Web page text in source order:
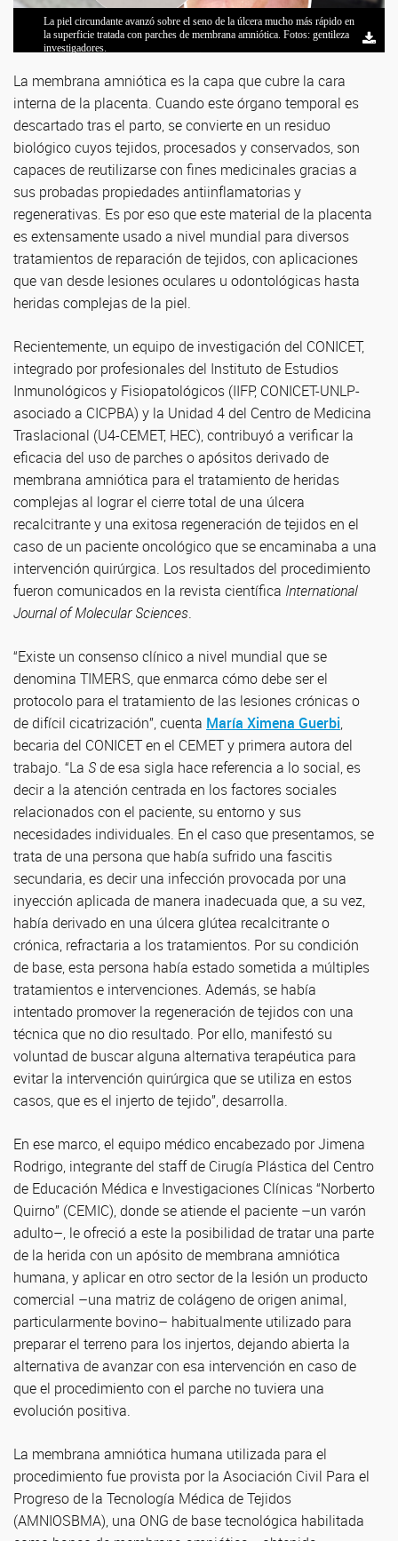
La piel circundante avanzó sobre el seno de la úlcera mucho más rápido en
la superficie tratada con parches de membrana amniótica. Fotos: gentileza
investigadores.
Flavia Michelini, María Ximena Guerbi, Esteban Vogel y Rocío Comito,
parte del equipo de investigación. Foto: gentileza investigadores.
Griselda Moreno, Natalia Santa Cruz y María Ximena Guerbi, integrantes
del IIFP. Foto: CONICET Fotografía/R. Baridón.
La correlación de estudios histológicos y técnicas de biología molecular
dio indicios de una mejor maduración. Foto: CONICET Fotografía/R.
Baridón.
La investigación detectó un proceso de angiogénesis activo, es decir que
se comenzaron a generar nuevos vasos sanguíneos bajo el tratamiento con
la membrana. Foto: CONICET Fotografía/R. Baridón.
La membrana amniótica es la capa que cubre la cara
interna de la placenta. Cuando este órgano temporal es
descartado tras el parto, se convierte en un residuo
biológico cuyos tejidos, procesados y conservados, son
capaces de reutilizarse con fines medicinales gracias a
sus probadas propiedades antiinflamatorias y
regenerativas. Es por eso que este material de la placenta
es extensamente usado a nivel mundial para diversos
tratamientos de reparación de tejidos, con aplicaciones
que van desde lesiones oculares u odontológicas hasta
heridas complejas de la piel.
Recientemente, un equipo de investigación del CONICET,
integrado por profesionales del Instituto de Estudios
Inmunológicos y Fisiopatológicos (IIFP, CONICET-UNLP-
asociado a CICPBA) y la Unidad 4 del Centro de Medicina
Traslacional (U4-CEMET, HEC), contribuyó a verificar la
eficacia del uso de parches o apósitos derivado de
membrana amniótica para el tratamiento de heridas
complejas al lograr el cierre total de una úlcera
recalcitrante y una exitosa regeneración de tejidos en el
caso de un paciente oncológico que se encaminaba a una
intervención quirúrgica. Los resultados del procedimiento
fueron comunicados en la revista científica International
Journal of Molecular Sciences.
“Existe un consenso clínico a nivel mundial que se
denomina TIMERS, que enmarca cómo debe ser el
protocolo para el tratamiento de las lesiones crónicas o
de difícil cicatrización”, cuenta María Ximena Guerbi,
becaria del CONICET en el CEMET y primera autora del
trabajo. “La Sde esa sigla hace referencia a lo social, es
decir a la atención centrada en los factores sociales
relacionados con el paciente, su entorno y sus
necesidades individuales. En el caso que presentamos, se
trata de una persona que había sufrido una fascitis
secundaria, es decir una infección provocada por una
inyección aplicada de manera inadecuada que, a su vez,
había derivado en una úlcera glútea recalcitrante o
crónica, refractaria a los tratamientos. Por su condición
de base, esta persona había estado sometida a múltiples
tratamientos e intervenciones. Además, se había
intentado promover la regeneración de tejidos con una
técnica que no dio resultado. Por ello, manifestó su
voluntad de buscar alguna alternativa terapéutica para
evitar la intervención quirúrgica que se utiliza en estos
casos, que es el injerto de tejido”, desarrolla.
En ese marco, el equipo médico encabezado por Jimena
Rodrigo, integrante del staff de Cirugía Plástica del Centro
de Educación Médica e Investigaciones Clínicas “Norberto
Quirno” (CEMIC), donde se atiende el paciente –un varón
adulto–, le ofreció a este la posibilidad de tratar una parte
de la herida con un apósito de membrana amniótica
humana, y aplicar en otro sector de la lesión un producto
comercial –una matriz de colágeno de origen animal,
particularmente bovino– habitualmente utilizado para
preparar el terreno para los injertos, dejando abierta la
alternativa de avanzar con esa intervención en caso de
que el procedimiento con el parche no tuviera una
evolución positiva.
La membrana amniótica humana utilizada para el
procedimiento fue provista por la Asociación Civil Para el
Progreso de la Tecnología Médica de Tejidos
(AMNIOSBMA), una ONG de base tecnológica habilitada